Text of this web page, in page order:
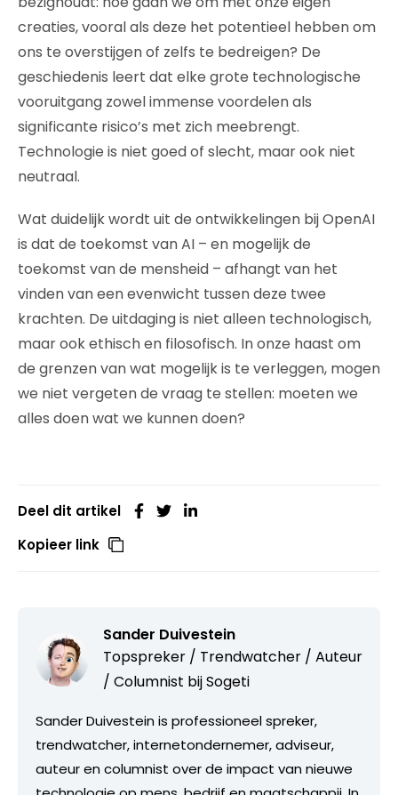
creaties, vooral als deze het potentieel hebben om
ons te overstijgen of zelfs te bedreigen? De
geschiedenis leert dat elke grote technologische
vooruitgang zowel immense voordelen als
significante risico’s met zich meebrengt.
Technologie is niet goed of slecht, maar ook niet
neutraal.
Wat duidelijk wordt uit de ontwikkelingen bij OpenAI
is dat de toekomst van AI – en mogelijk de
toekomst van de mensheid – afhangt van het
vinden van een evenwicht tussen deze twee
krachten. De uitdaging is niet alleen technologisch,
maar ook ethisch en filosofisch. In onze haast om
de grenzen van wat mogelijk is te verleggen, mogen
we niet vergeten de vraag te stellen: moeten we
alles doen wat we kunnen doen?
Deel dit artikel
Kopieer link
Sander Duivestein
Topspreker / Trendwatcher / Auteur
/ Columnist bijSogeti
Sander Duivestein is professioneel spreker,
trendwatcher, internetondernemer, adviseur,
auteur en columnist over de impact van nieuwe